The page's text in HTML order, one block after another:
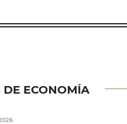
DE ECONOMÍA